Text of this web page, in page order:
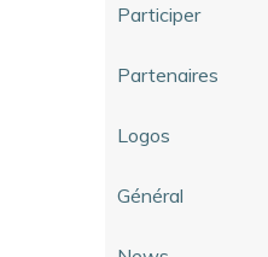
Participer
Partenaires
Logos
Général